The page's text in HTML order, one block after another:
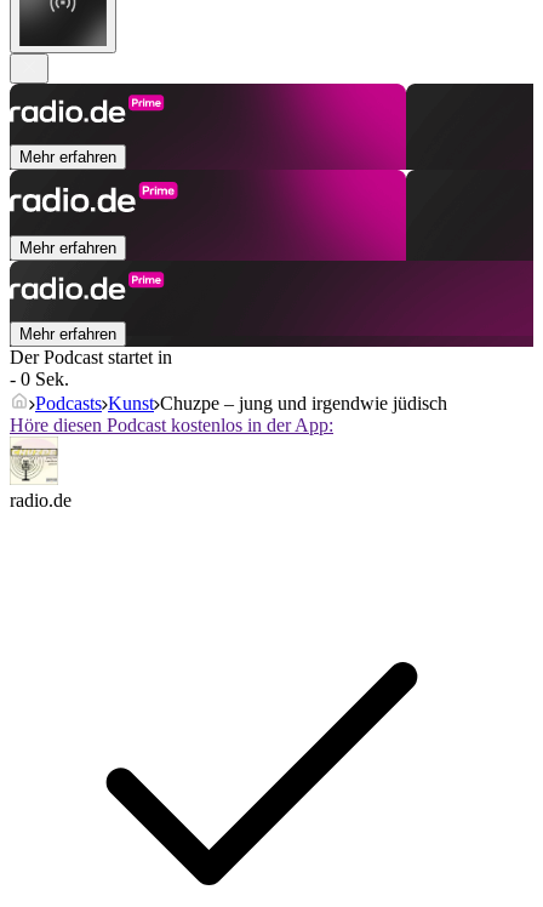
Mehr erfahren
Mehr erfahren
Mehr erfahren
Der Podcast startet in
- 0 Sek.
Podcasts Kunst Chuzpe – jung und irgendwie jüdisch
Höre diesen Podcast kostenlos in der App:
radio.de